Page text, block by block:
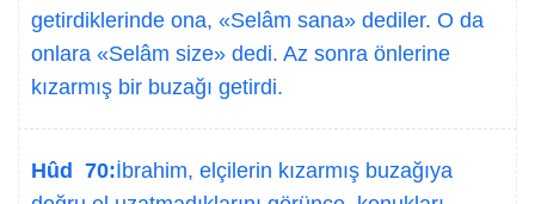
getirdiklerinde ona, «Selâm sana» dediler. O da
onlara «Selâm size» dedi. Az sonra önlerine
kızarmış bir buzağı getirdi.
Hûd 70:İbrahim, elçilerin kızarmış buzağıya